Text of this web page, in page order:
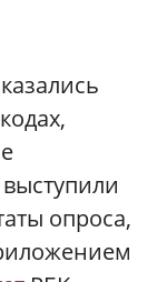
опроса,